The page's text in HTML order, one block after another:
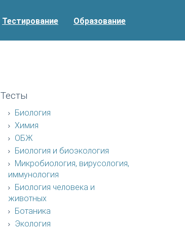
Тестирование Образование
Тесты
Биология
Химия
ОБЖ
Биология и биоэкология
Микробиология, вирусология,
иммунология
Биология человека и
животных
Ботаника
Экология